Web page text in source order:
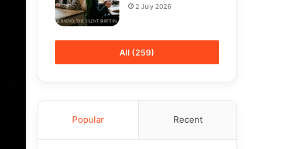
2 July 2026
All (259)
Popular Recent